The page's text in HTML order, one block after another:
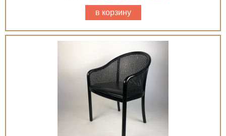
в корзину